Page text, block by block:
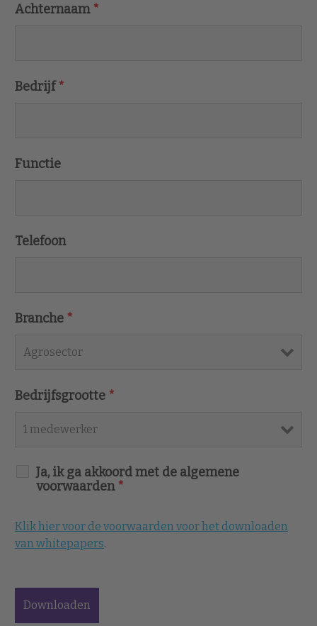
Achternaam *
Bedrijf*
Functie
Telefoon
Branche *
Bedrijfsgrootte *
Ja, ik ga akkoord met de algemene
voorwaarden *
Klik hier voor de voorwaarden voor het downloaden
van whitepapers.